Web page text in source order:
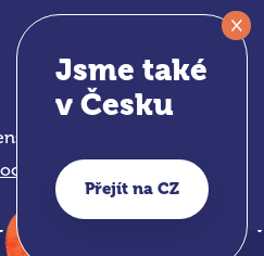
s.r.o. 2026 |
×
Jsme také
v Česku
Přejít na CZ